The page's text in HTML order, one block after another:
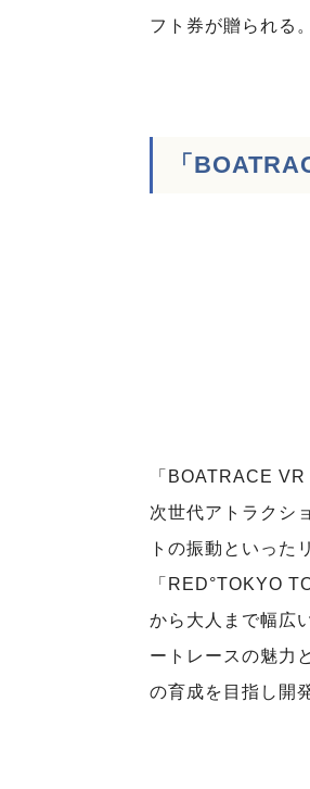
フト券が贈られる。
「
「BOATRACE
次世代アトラクシ
トの振動といった
「RED°TOKYO
から大人まで幅広
ートレースの魅力
の育成を目指し開